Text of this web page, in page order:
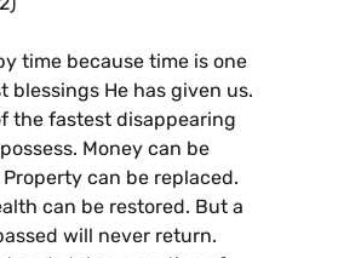
time because time is one
blessings He has given us.
the fastest disappearing
Money can be
can be replaced.
can be restored. But a
will never return.